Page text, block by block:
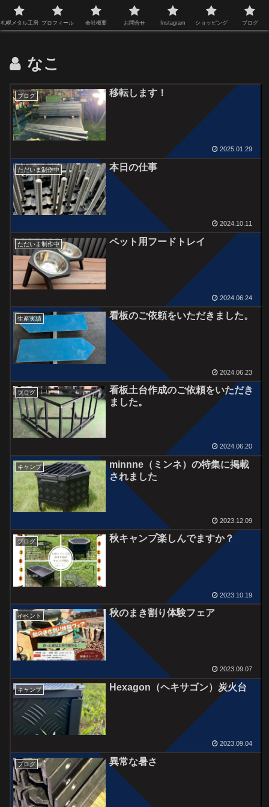
【札幌メタル工房】オーダーメイドのキャンプギア
なこ
ブログ 移転します！
2025.01.29
ただいま制作中 本日の仕事
2024.10.11
ただいま制作中 ペット用フードトレイ
2024.06.24
生産実績 看板のご依頼をいただきました。
2024.06.23
ブログ
看板土台作成のご依頼をいただき
ました。
2024.06.20
キャンプ
minnne（ミンネ）の特集に掲載
されました
2023.12.09
ブログ 秋キャンプ楽しんでますか？
2023.10.19
イベント 秋のまき割り体験フェア
2023.09.07
キャンプ Hexagon（ヘキサゴン）炭火台
2023.09.04
ブログ 異常な暑さ
札幌メタル工房 プロフィール 会社概要 お問合せ Instagram ショッピング ブログ